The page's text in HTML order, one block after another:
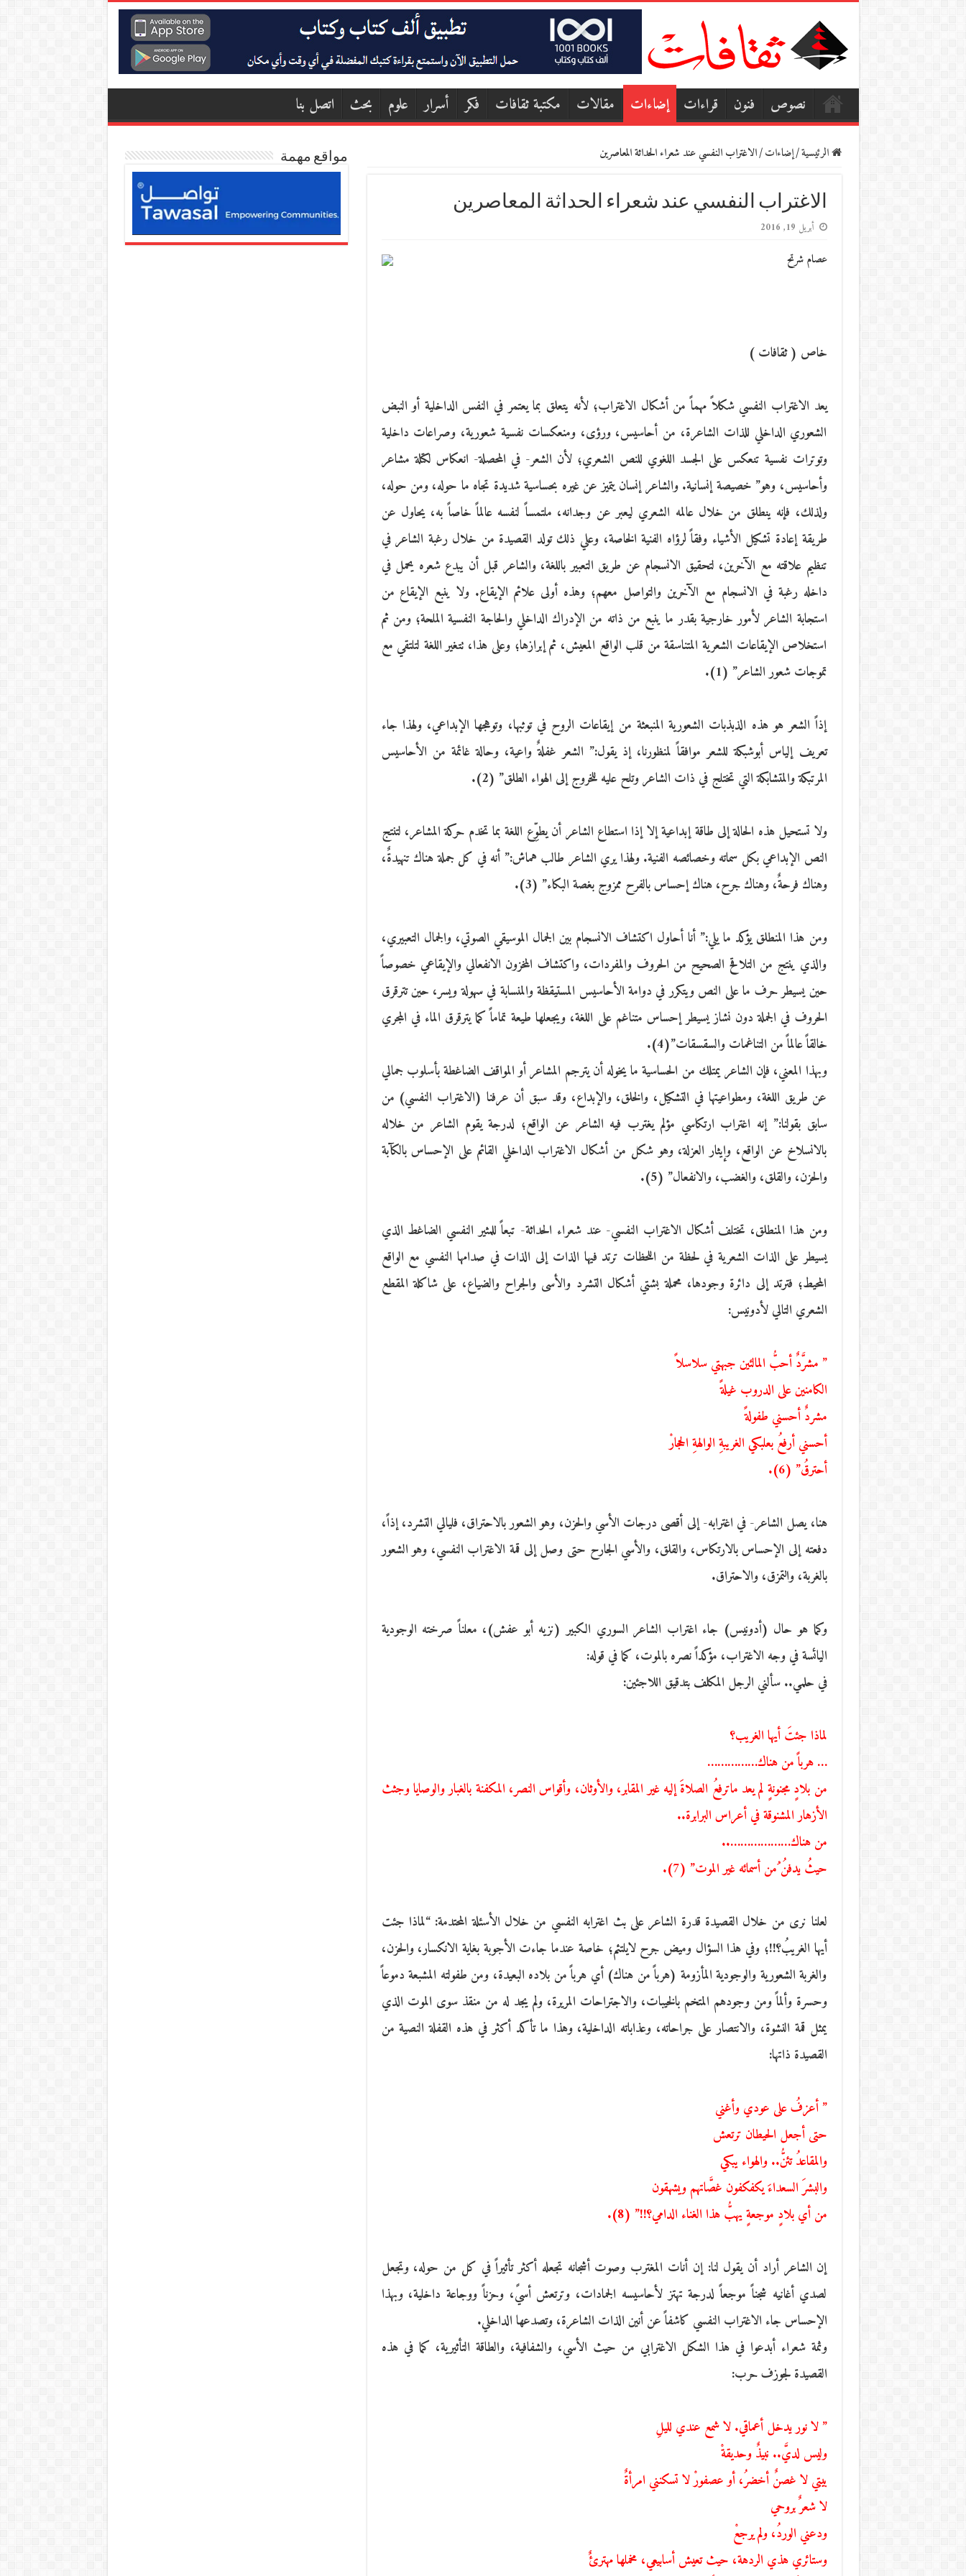
نصوص فنون قراءات إضاءات مقالات مكتبة ثقافات فكر أسرار علوم بحث اتصل بنا
الرئيسية/إضاءات/الاغتراب النفسي عند شعراء الحداثة المعاصرين
الاغتراب النفسي عند شعراء الحداثة المعاصرين
أبريل 19, 2016
عصام شرتح
خاص ( ثقافات )
يعد الاغتراب النفسي شكلاً مهماً من أشكال الاغتراب؛ لأنه يتعلق بما يعتمر في النفس الداخلية أو النبض
الشعوري الداخلي للذات الشاعرة، من أحاسيس، ورؤى، ومنعكسات نفسية شعورية، وصراعات داخلية
وتوترات نفسية تنعكس على الجسد اللغوي للنص الشعري؛ لأن الشعر- في المحصلة- انعكاس لكتلة مشاعر
وأحاسيس، وهو” خصيصة إنسانية. والشاعر إنسان يتميز عن غيره بحساسية شديدة تجاه ما حوله، ومن حوله،
ولذلك، فإنه ينطلق من خلال عالمه الشعري ليعبر عن وجدانه، ملتمساً لنفسه عالماً خاصاً به، يحاول عن
طريقة إعادة تشكيل الأشياء وفقاً لرؤاه الفنية الخاصة، وعلي ذلك تولد القصيدة من خلال رغبة الشاعر في
تنظيم علاقته مع الآخرين، لتحقيق الانسجام عن طريق التعبير باللغة، والشاعر قبل أن يبدع شعره يحمل في
داخله رغبة في الانسجام مع الآخرين والتواصل معهم؛ وهذه أولى علائم الإيقاع. ولا ينبع الإيقاع من
استجابة الشاعر لأمور خارجية بقدر ما ينبع من ذاته من الإدراك الداخلي والحاجة النفسية الملحة؛ ومن ثم
استخلاص الإيقاعات الشعرية المتناسقة من قلب الواقع المعيش، ثم إبرازها؛ وعلى هذا، تتغير اللغة لتلتقي مع
تموجات شعور الشاعر” (1).
إذاً الشعر هو هذه الذبذبات الشعورية المنبعثة من إيقاعات الروح في توثبها، وتوهجها الإبداعي، ولهذا جاء
تعريف إلياس أبوشبكة للشعر موافقاً لمنظورنا، إذ يقول:” الشعر غفلةٌ واعية، وحالة غائمة من الأحاسيس
المرتبكة والمتشابكة التي تختلج في ذات الشاعر وتلح عليه للخروج إلى الهواء الطلق” (2).
ولا تستحيل هذه الحالة إلى طاقة إبداعية إلا إذا استطاع الشاعر أن يطوِّع اللغة بما تخدم حركة المشاعر، لتنتج
النص الإبداعي بكل سماته وخصائصه الفنية. ولهذا يري الشاعر طالب هماش:” أنه في كل جملة هناك تنهيدةٌ،
وهناك فرحةٌ، وهناك جرح، هناك إحساس بالفرح ممزوج بغصة البكاء” (3).
ومن هذا المنطلق يؤكد ما يلي:” أنا أحاول اكتشاف الانسجام بين الجمال الموسيقي الصوتي، والجمال التعبيري،
والذي ينتج من التلاقح الصحيح من الحروف والمفردات، واكتشاف المخزون الانفعالي والإيقاعي خصوصاً
حين يسيطر حرف ما على النص ويتكرر في دوامة الأحاسيس المستيقظة والمنسابة في سهولة ويسر، حين تترقرق
الحروف في الجملة دون نشاز يسيطر إحساس متناغم على اللغة، ويجعلها طيعة تماماً كما يترقرق الماء في المجري
خالقاً عالماً من التناغمات والسقسقات”(4).
وبهذا المعني، فإن الشاعر يمتلك من الحساسية ما يخوله أن يترجم المشاعر أو المواقف الضاغطة بأسلوب جمالي
عن طريق اللغة، ومطواعيتها في التشكيل، والخلق، والإبداع، وقد سبق أن عرفنا (الاغتراب النفسي) من
سابق بقولنا:” إنه اغتراب ارتكاسي مؤلم يغترب فيه الشاعر عن الواقع؛ لدرجة يقوم الشاعر من خلاله
بالانسلاخ عن الواقع، وإيثار العزلة، وهو شكل من أشكال الاغتراب الداخلي القائم على الإحساس بالكآبة
والحزن، والقلق، والغضب، والانفعال” (5).
ومن هذا المنطلق، تختلف أشكال الاغتراب النفسي- عند شعراء الحداثة- تبعاً للمثير النفسي الضاغط الذي
يسيطر على الذات الشعرية في لحظة من اللحظات ترتد فيها الذات إلى الذات في صدامها النفسي مع الواقع
المحيط؛ فترتد إلى دائرة وجودها، محملة بشتي أشكال التشرد والأسى والجراح والضياع، على شاكلة المقطع
الشعري التالي لأدونيس:
” مشرَّدٌ أحبُّ المالئين جبهتي سلاسلاً
الكامنين على الدروب غيلةً
مشردٌ أحسني طفولةً
أحسني أرفعُ بعلبكي الغريبةِ الوالهةِ الحجارْ
أحترقُ” (6).
هنا، يصل الشاعر- في اغترابه- إلى أقصى درجات الأسي والحزن، وهو الشعور بالاحتراق، فليالي التشرد، إذاً،
دفعته إلى الإحساس بالارتكاس، والقلق، والأسي الجارح حتى وصل إلى قمة الاغتراب النفسي، وهو الشعور
بالغربة، والتمزق، والاحتراق.
وكما هو حال (أدونيس) جاء اغتراب الشاعر السوري الكبير (نزيه أبو عفش)، معلناً صرخته الوجودية
اليائسة في وجه الاغتراب، مؤكداً نصره بالموت، كما في قوله:
في حلمي.. سألني الرجل المكلف بتدقيق اللاجئين:
لماذا جئتَ أيها الغريب؟
… هرباً من هناك……………
من بلادٍ مجنونةٍ لم يعد ماترفعُ الصلاةَ إليه غير المقابر، والأوثان، وأقواس النصر، المكفنة بالغبار والوصايا وجثث
الأزهار المشنوقة في أعراس البرابرة..
من هناك………………..
حيثُ يدفنُ ُمن أسمائه غير الموت” (7).
لعلنا نرى من خلال القصيدة قدرة الشاعر على بث اغترابه النفسي من خلال الأسئلة المحتدمة: “لماذا جئت
أيها الغريبُ؟!!؛ وفي هذا السؤال وميض جرح لايلتئم؛ خاصة عندما جاءت الأجوبة بغاية الانكسار، والحزن،
والغربة الشعورية والوجودية المأزومة (هرباً من هناك) أي هرباً من بلاده البعيدة، ومن طفولته المشبعة دموعاً
وحسرة وألماً ومن وجودهم المتخم بالخيبات، والاجتراحات المريرة، ولم يجد له من منقذ سوى الموت الذي
يمثل قمة النشوة، والانتصار على جراحاته، وعذاباته الداخلية، وهذا ما تأكد أكثر في هذه القفلة النصية من
القصيدة ذاتها:
” أعزفُ على عودي وأغني
حتى أجعل الحيطان ترتعش
والمقاعدُ تئنُّ.. والهواء يبكي
والبشرَ السعداءَ يكفكفون غصَّاتهم ويشهقون
من أي بلادٍ موجعةٍ يهبُّ هذا الغناء الدامي؟!!” (8).
إن الشاعر أراد أن يقول لنا: إن أنات المغترب وصوت أشجانه تجعله أكثر تأثيراً في كل من حوله، وتجعل
لصدي أغانيه شجناً موجعاً لدرجة تهتز لأحاسيسه الجمادات، وترتعش أسيً، وحزناً ووجاعة داخلية، وبهذا
الإحساس جاء الاغتراب النفسي كاشفاً عن أنين الذات الشاعرة، وتصدعها الداخلي.
وثمة شعراء أبدعوا في هذا الشكل الاغترابي من حيث الأسي، والشفافية، والطاقة التأثيرية، كما في هذه
القصيدة لجوزف حرب:
” لا نور يدخل أعماقي. لا شمع عندي لليلِ
وليس لديَّ.. نبيذٌ وحديقةْ
بيتي لا غصنٌ أخضرُ، أو عصفورْ لا تسكنني امرأةٌ
لا شعرٌ بروحي
ودعني الوردُ، ولم يرجعْ
وستائري هذي الردهة، حيث تعيش أسابيعي، مخملها مهترئٌ
مواقع مهمة